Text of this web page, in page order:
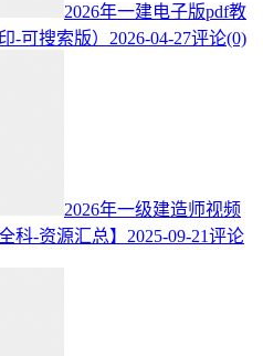
2026年一建电子版pdf教
-可搜索版） 2026-04-27评论(0)
2026年一级建造师视频
科-资源汇总】 2025-09-21评论